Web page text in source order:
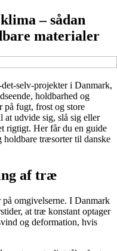
– sådan
materialer
selv-projekter i Danmark,
holdbarhed og
på fugt, frost og store
at udvide sig, slå sig eller
rigtigt. Her får du en guide
træsorter til danske
af træ
på omgivelserne. I Danmark
at træ konstant optager
og deformation, hvis